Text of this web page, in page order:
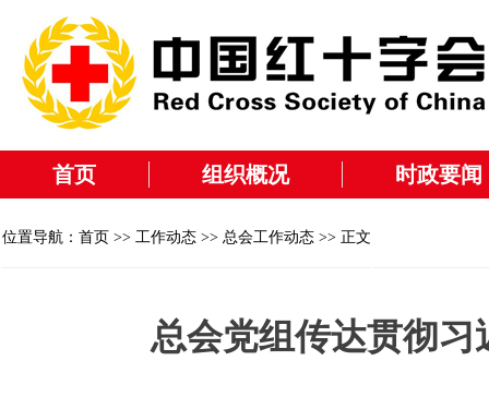
首页 组织概况 时政要闻
位置导航： 首页 >> 工作动态 >> 总会工作动态 >> 正文
总会党组传达贯彻